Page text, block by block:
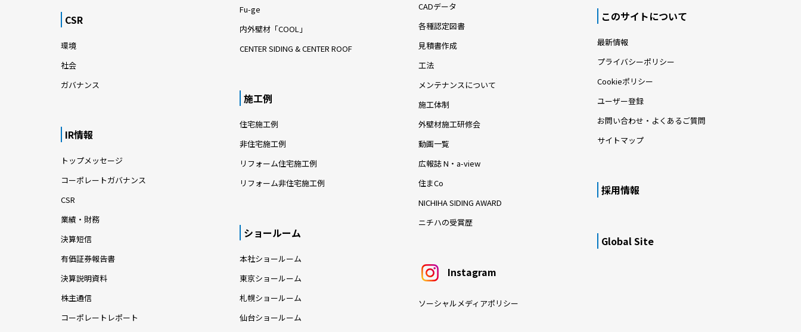
CSR
環境
社会
ガバナンス
IR情報
トップメッセージ
コーポレートガバナンス
CSR
業績・財務
決算短信
有価証券報告書
決算説明資料
株主通信
コーポレートレポート
Fu-ge
内外壁材「COOL」
CENTER SIDING & CENTER ROOF
施工例
住宅施工例
非住宅施工例
リフォーム住宅施工例
リフォーム非住宅施工例
ショールーム
本社ショールーム
東京ショールーム
札幌ショールーム
仙台ショールーム
CADデータ
各種認定図書
見積書作成
工法
メンテナンスについて
施工体制
外壁材施工研修会
動画一覧
広報誌 N・a-view
住まCo
NICHIHA SIDING AWARD
ニチハの受賞歴
Instagram
ソーシャルメディアポリシー
このサイトについて
最新情報
プライバシーポリシー
Cookieポリシー
ユーザー登録
お問い合わせ・よくあるご質問
サイトマップ
採用情報
Global Site